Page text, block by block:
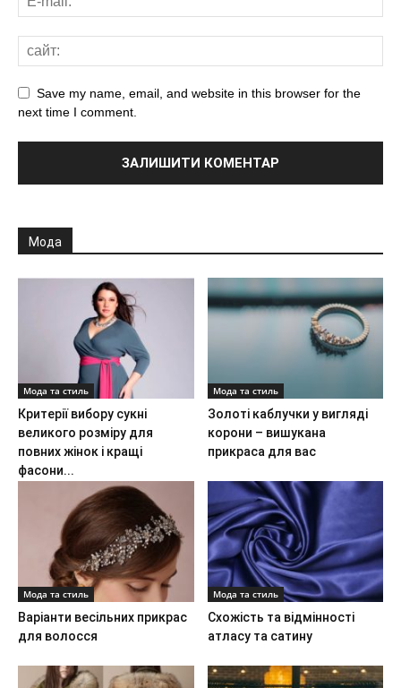
Save my name, email, and website in this browser for the
next time I comment.
Мода
Мода та стиль
Критерії вибору сукні
великого розміру для
повних жінок і кращі
фасони...
Мода та стиль
Золоті каблучки у вигляді
корони – вишукана
прикраса для вас
Мода та стиль
Варіанти весільних прикрас
для волосся
Мода та стиль
Схожість та відмінності
атласу та сатину